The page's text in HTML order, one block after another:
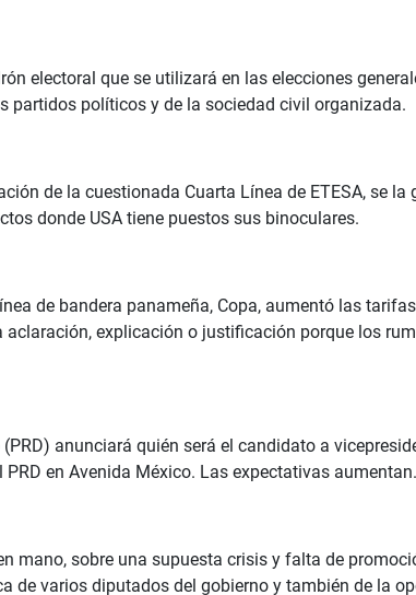
electoral que se utilizará en las elecciones
partidos políticos y de la sociedad civil organizada.
de la cuestionada Cuarta Línea de ETESA, se la
donde USA tiene puestos sus binoculares.
de bandera panameña, Copa, aumentó las
explicación o justificación porque los
anunciará quién será el candidato a
en Avenida México. Las expectativas aumentan.
mano, sobre una supuesta crisis y falta de
de varios diputados del gobierno y también de la